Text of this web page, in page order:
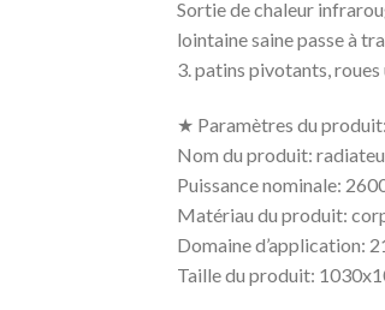
Sortie de chaleur
lointaine saine passe à
3. patins pivotants,
★ Paramètres du produit:
Nom du produit:
Puissance nominale:
Matériau du produit:
Domaine d’application:
Taille du produit: